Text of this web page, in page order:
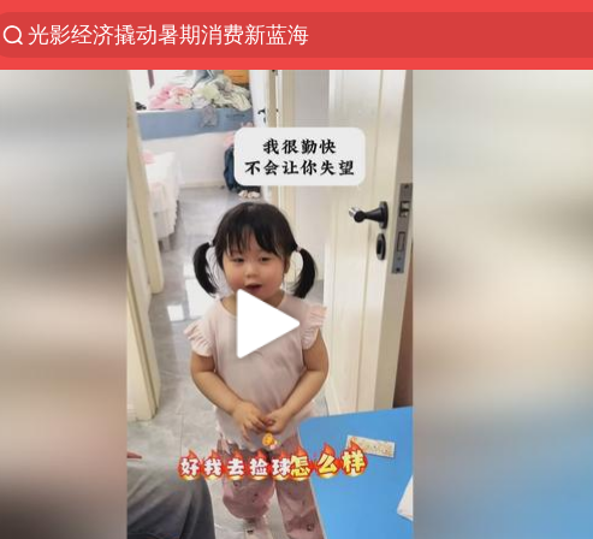
西湖突现狂风暴雨 游客瞬间被浇透
隔20米开高仿奶茶店被判赔35万元
“不怕六爷挂得多 就怕六爷挂一颗”
白海豚将正面袭击贯穿浙江
多家A股公司收到美国关税退款
直击东北超：哈尔滨vs通辽
视频丨中国东方电气集团原党组副书记、董事宋致远被查
香港宏福苑火灾或由烟头引起
酒店回应车内过夜被收150元
36岁男演员成景区NPC后人气爆棚
几元成本的AI广告导致千万市值蒸发